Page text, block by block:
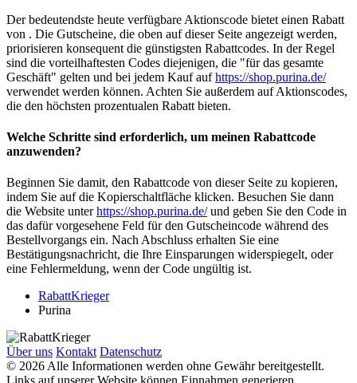
Der bedeutendste heute verfügbare Aktionscode bietet einen Rabatt
von . Die Gutscheine, die oben auf dieser Seite angezeigt werden,
priorisieren konsequent die günstigsten Rabattcodes. In der Regel
sind die vorteilhaftesten Codes diejenigen, die "für das gesamte
Geschäft" gelten und bei jedem Kauf aufhttps://shop.purina.de/
verwendet werden können. Achten Sie außerdem auf Aktionscodes,
die den höchsten prozentualen Rabatt bieten.
Welche Schritte sind erforderlich, um meinen Rabattcode
anzuwenden?
Beginnen Sie damit, den Rabattcode von dieser Seite zu kopieren,
indem Sie auf die Kopierschaltfläche klicken. Besuchen Sie dann
die Website unterhttps://shop.purina.de/und geben Sie den Code in
das dafür vorgesehene Feld für den Gutscheincode während des
Bestellvorgangs ein. Nach Abschluss erhalten Sie eine
Bestätigungsnachricht, die Ihre Einsparungen widerspiegelt, oder
eine Fehlermeldung, wenn der Code ungültig ist.
RabattKrieger
Purina
Über uns Kontakt Datenschutz
© 2026 Alle Informationen werden ohne Gewähr bereitgestellt.